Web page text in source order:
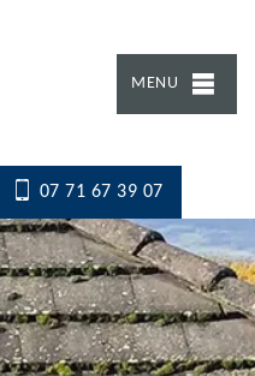
MENU
07 71 67 39 07